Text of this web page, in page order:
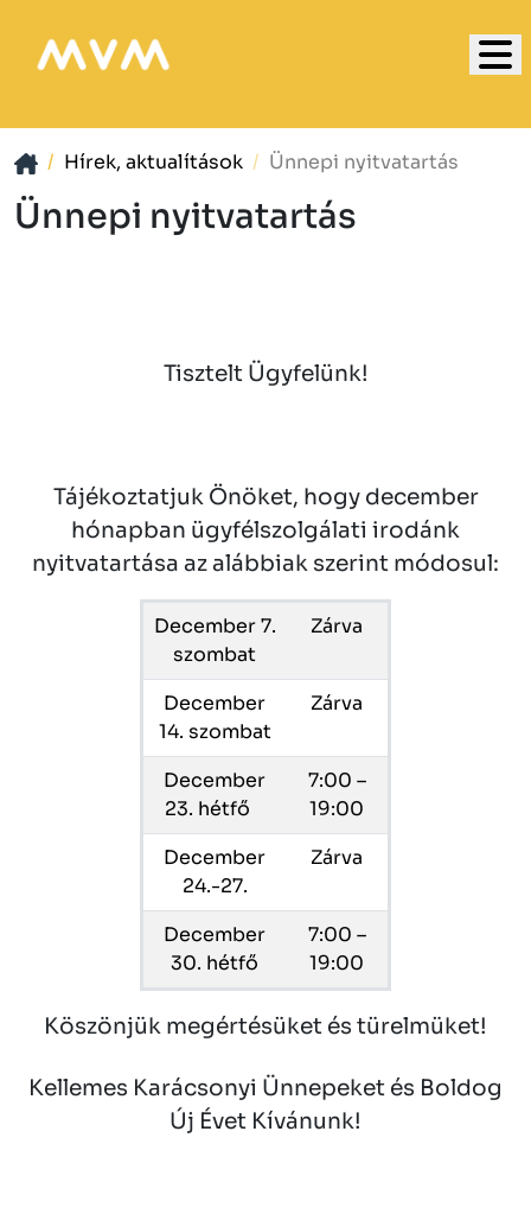
Hírek, aktualítások Ünnepi nyitvatartás
Ünnepi nyitvatartás
Tisztelt Ügyfelünk!
Tájékoztatjuk Önöket, hogy december
hónapban ügyfélszolgálati irodánk
nyitvatartása az alábbiak szerint módosul:
December 7.
szombat
Zárva
December
14. szombat
Zárva
December
23. hétfő
7:00 –
19:00
December
24.-27.
Zárva
December
30. hétfő
7:00 –
19:00
Köszönjük megértésüket és türelmüket!
Kellemes Karácsonyi Ünnepeket és Boldog
Új Évet Kívánunk!